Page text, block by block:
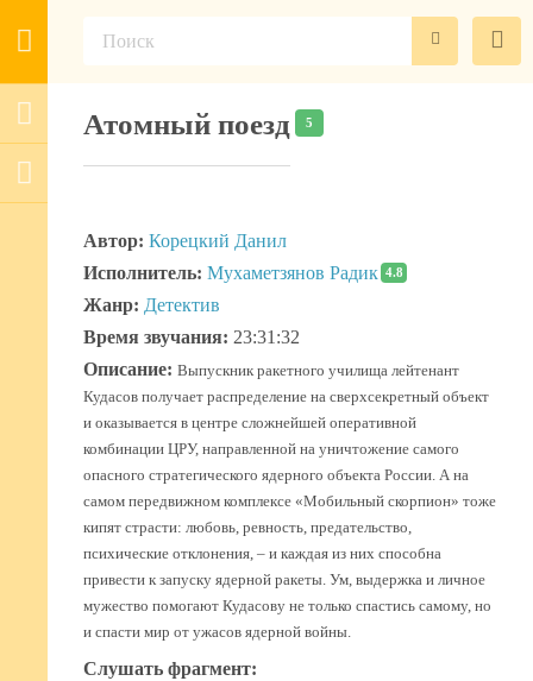
Атомный поезд 5
Автор: Корецкий Данил
Исполнитель: Мухаметзянов Радик 4.8
Жанр: Детектив
Время звучания: 23:31:32
Описание: Выпускник ракетного училища лейтенант
Кудасов получает распределение на сверхсекретный объект
и оказывается в центре сложнейшей оперативной
комбинации ЦРУ, направленной на уничтожение самого
опасного стратегического ядерного объекта России. А на
самом передвижном комплексе «Мобильный скорпион» тоже
кипят страсти: любовь, ревность, предательство,
психические отклонения, – и каждая из них способна
привести к запуску ядерной ракеты. Ум, выдержка и личное
мужество помогают Кудасову не только спастись самому, но
и спасти мир от ужасов ядерной войны.
Слушать фрагмент: